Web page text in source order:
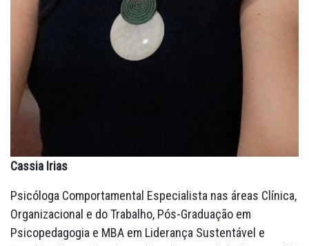
Cassia Irias
Psicóloga Comportamental Especialista nas áreas Clínica,
Organizacional e do Trabalho, Pós-Graduação em
Psicopedagogia e MBA em Liderança Sustentável e